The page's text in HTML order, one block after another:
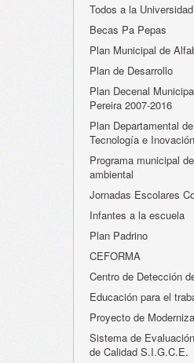
Todos a la
Becas Pa Pepas
Plan Municipal de
Plan de Desarrollo
Plan Decenal
Pereira 2007-2016
Plan Departamental
Tecnología e Inovación
Programa municipal
ambiental
Jornadas Escolares
Infantes a la escuela
Plan Padrino
CEFORMA
Centro de Detección
Educación para el
Proyecto de
Sistema de
de Calidad S.I.G.C.E.